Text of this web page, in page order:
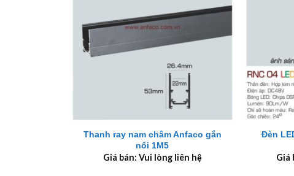
Thanh ray nam châm Anfaco gắn
nổi 1M5
Giá bán: Vui lòng liên hệ
+
Đèn
Giá